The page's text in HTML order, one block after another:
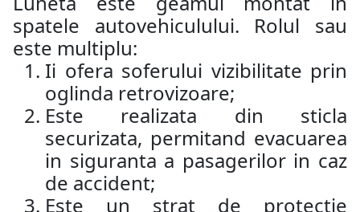
spatele autovehiculului. Rolul sau
este multiplu:
Ii ofera soferului vizibilitate prin
oglinda retrovizoare;
Este realizata din sticla
securizata, permitand evacuarea
in siguranta a pasagerilor in caz
de accident;
Este un strat de protectie